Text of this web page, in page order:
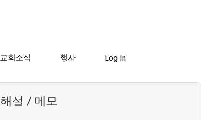
교회소식 행사 Log In
해설 / 메모